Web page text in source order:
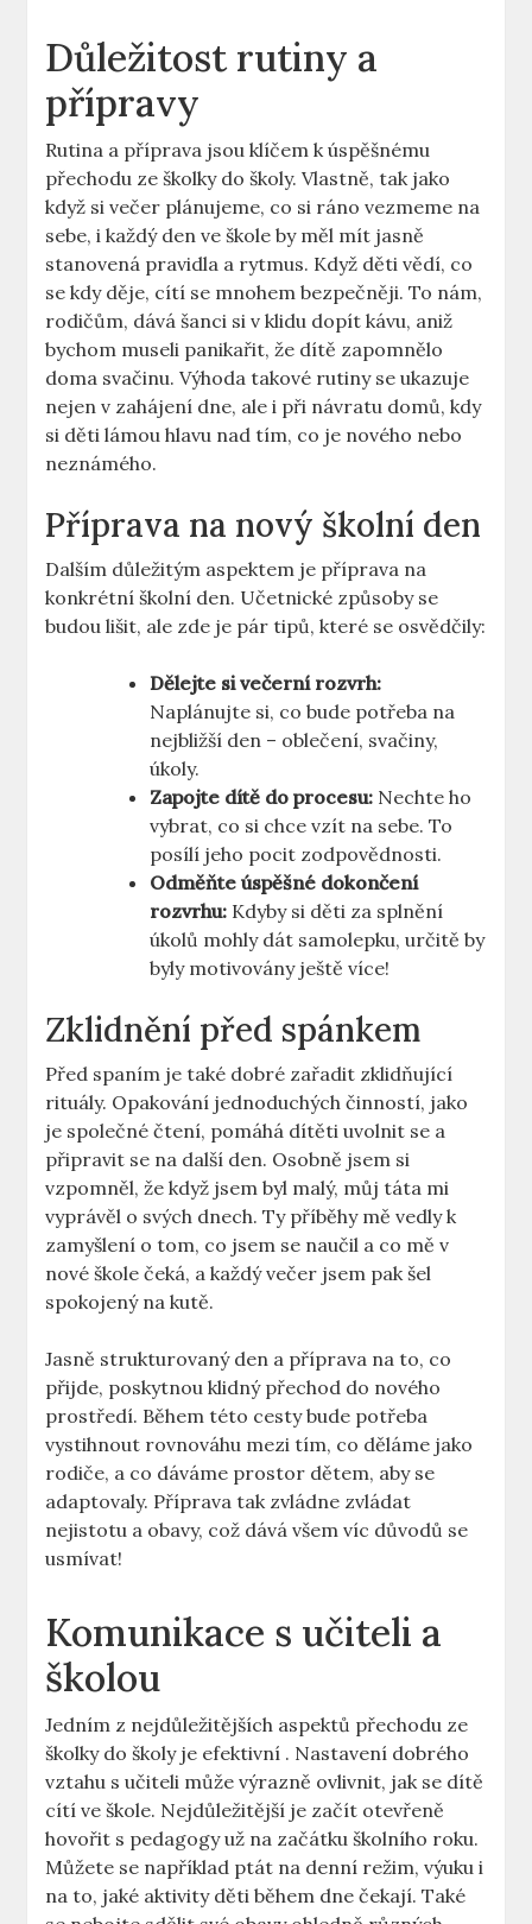
Důležitost rutiny a
přípravy
Rutina a příprava jsou klíčem k úspěšnému
přechodu ze školky do školy. Vlastně, tak jako
když si večer plánujeme, co si ráno vezmeme na
sebe, i každý den ve škole by měl mít jasně
stanovená pravidla a rytmus. Když děti vědí, co
se kdy děje, cítí se mnohem bezpečněji. To nám,
rodičům, dává šanci si v klidu dopít kávu, aniž
bychom museli panikařit, že dítě zapomnělo
doma svačinu. Výhoda takové rutiny se ukazuje
nejen v zahájení dne, ale i při návratu domů, kdy
si děti lámou hlavu nad tím, co je nového nebo
neznámého.
Příprava na nový školní den
Dalším důležitým aspektem je příprava na
konkrétní školní den. Učetnické způsoby se
budou lišit, ale zde je pár tipů, které se osvědčily:
Dělejte si večerní rozvrh:
Naplánujte si, co bude potřeba na
nejbližší den – oblečení, svačiny,
úkoly.
Zapojte dítě do procesu: Nechte ho
vybrat, co si chce vzít na sebe. To
posílí jeho pocit zodpovědnosti.
Odměňte úspěšné dokončení
rozvrhu: Kdyby si děti za splnění
úkolů mohly dát samolepku, určitě by
byly motivovány ještě více!
Zklidnění před spánkem
Před spaním je také dobré zařadit zklidňující
rituály. Opakování jednoduchých činností, jako
je společné čtení, pomáhá dítěti uvolnit se a
připravit se na další den. Osobně jsem si
vzpomněl, že když jsem byl malý, můj táta mi
vyprávěl o svých dnech. Ty příběhy mě vedly k
zamyšlení o tom, co jsem se naučil a co mě v
nové škole čeká, a každý večer jsem pak šel
spokojený na kutě.
Jasně strukturovaný den a příprava na to, co
přijde, poskytnou klidný přechod do nového
prostředí. Během této cesty bude potřeba
vystihnout rovnováhu mezi tím, co děláme jako
rodiče, a co dáváme prostor dětem, aby se
adaptovaly. Příprava tak zvládne zvládat
nejistotu a obavy, což dává všem víc důvodů se
usmívat!
Komunikace s učiteli a
školou
Jedním z nejdůležitějších aspektů přechodu ze
školky do školy je efektivní . Nastavení dobrého
vztahu s učiteli může výrazně ovlivnit, jak se dítě
cítí ve škole. Nejdůležitější je začít otevřeně
hovořit s pedagogy už na začátku školního roku.
Můžete se například ptát na denní režim, výuku i
na to, jaké aktivity děti během dne čekají. Také